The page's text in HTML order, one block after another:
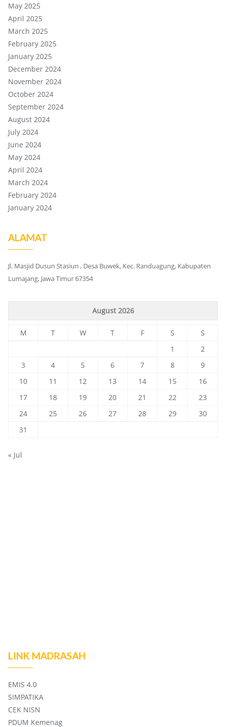
May 2025
April 2025
March 2025
February 2025
January 2025
December 2024
November 2024
October 2024
September 2024
August 2024
July 2024
June 2024
May 2024
April 2024
March 2024
February 2024
January 2024
ALAMAT
Jl. Masjid Dusun Stasiun , Desa Buwek, Kec. Randuagung, Kabupaten
Lumajang, Jawa Timur 67354
August 2026
M T W T F S
S
1
2
3
4 5 6 7 8
9
10
11 12 13 14 15
16
17
18 19 20 21 22
23
24
25 26 27 28 29
30
31
« Jul
LINK MADRASAH
EMIS 4.0
SIMPATIKA
CEK NISN
PDUM Kemenag